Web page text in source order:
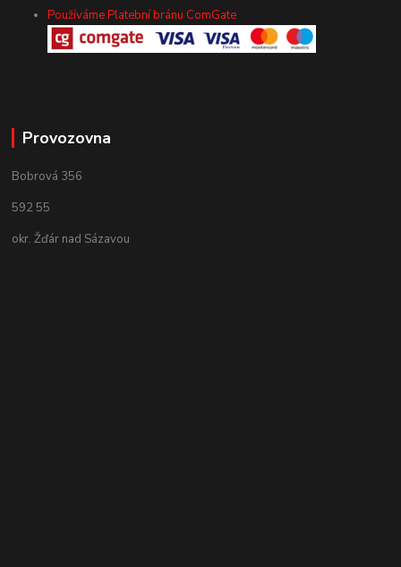
Používáme Platební bránu ComGate
Provozovna
Bobrová 356
592 55
okr. Žďár nad Sázavou